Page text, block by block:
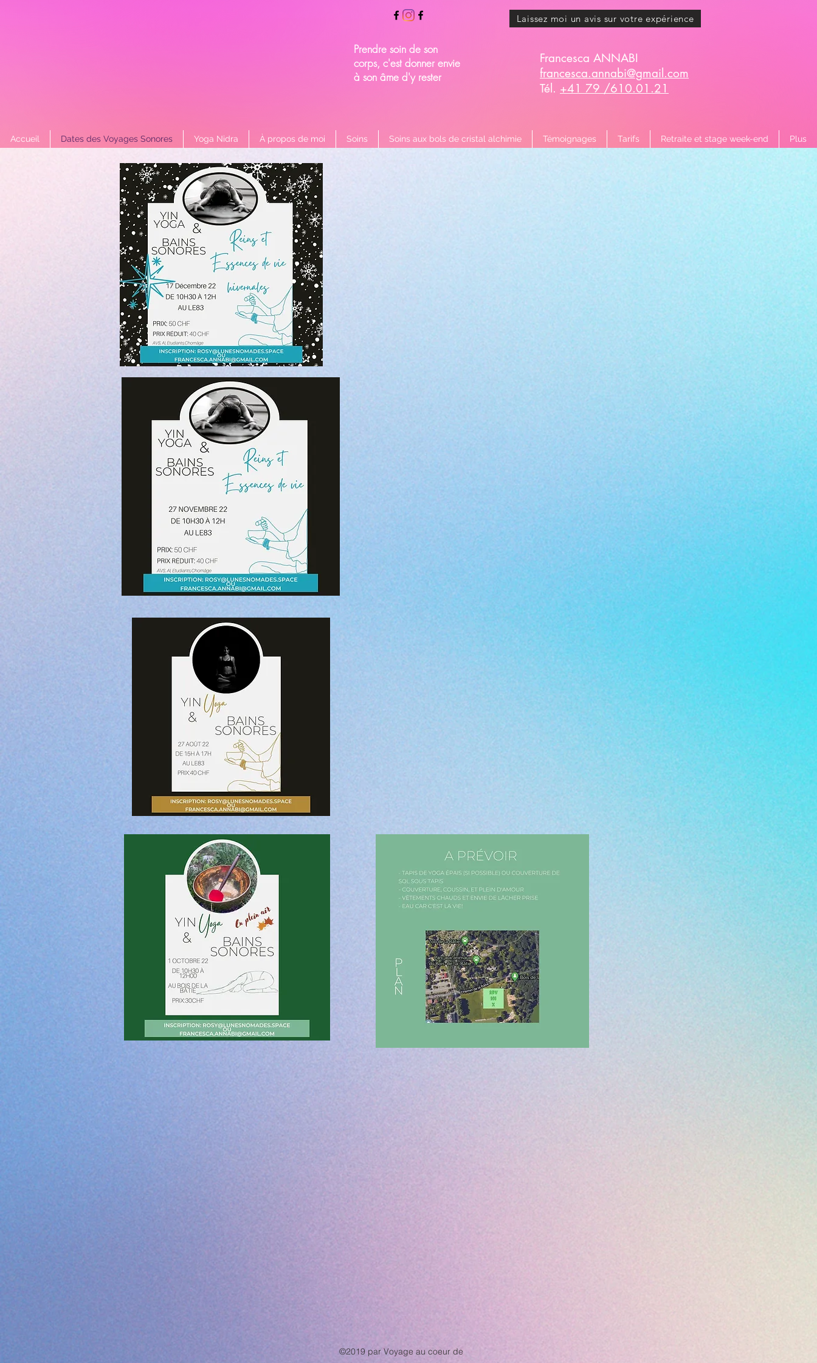
Prendre soin de son
corps, c'est donner envie
à son âme d'y rester
Laissez moi un avis sur votre expérience
Francesca ANNABI
francesca.annabi@gmail.com
Tél. +41 79 /610.01.21
Accueil Dates des Voyages Sonores Yoga Nidra À propos de moi Soins Soins aux bols de cristal alchimie Témoignages Tarifs Retraite et stage week-end Plus
©2019 par Voyage au coeur de